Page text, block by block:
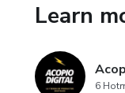
Learn
6